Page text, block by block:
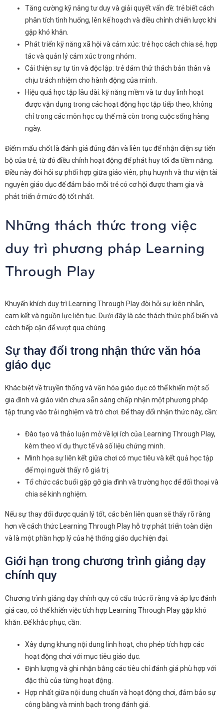
Tăng cường kỹ năng tư duy và giải quyết vấn đề: trẻ biết cách
phân tích tình huống, lên kế hoạch và điều chỉnh chiến lược khi
gặp khó khăn.
Phát triển kỹ năng xã hội và cảm xúc: trẻ học cách chia sẻ, hợp
tác và quản lý cảm xúc trong nhóm.
Cải thiện sự tự tin và độc lập: trẻ dám thử thách bản thân và
chịu trách nhiệm cho hành động của mình.
Hiệu quả học tập lâu dài: kỹ năng mềm và tư duy linh hoạt
được vận dụng trong các hoạt động học tập tiếp theo, không
chỉ trong các môn học cụ thể mà còn trong cuộc sống hàng
ngày.
Điểm mấu chốt là đánh giá đúng đắn và liên tục để nhận diện sự tiến
bộ của trẻ, từ đó điều chỉnh hoạt động để phát huy tối đa tiềm năng.
Điều này đòi hỏi sự phối hợp giữa giáo viên, phụ huynh và thư viện tài
nguyên giáo dục để đảm bảo mỗi trẻ có cơ hội được tham gia và
phát triển ở mức độ tốt nhất.
Những thách thức trong việc
duy trì phương pháp Learning
Through Play
Khuyến khích duy trì Learning Through Play đòi hỏi sự kiên nhẫn,
cam kết và nguồn lực liên tục. Dưới đây là các thách thức phổ biến và
cách tiếp cận để vượt qua chúng.
Sự thay đổi trong nhận thức văn hóa
giáo dục
Khác biệt về truyền thống và văn hóa giáo dục có thể khiến một số
gia đình và giáo viên chưa sẵn sàng chấp nhận một phương pháp
tập trung vào trải nghiệm và trò chơi. Để thay đổi nhận thức này, cần:
Đào tạo và thảo luận mở về lợi ích của Learning Through Play,
kèm theo ví dụ thực tế và số liệu chứng minh.
Minh họa sự liên kết giữa chơi có mục tiêu và kết quả học tập
để mọi người thấy rõ giá trị.
Tổ chức các buổi gặp gỡ gia đình và trường học để đối thoại và
chia sẻ kinh nghiệm.
Nếu sự thay đổi được quản lý tốt, các bên liên quan sẽ thấy rõ ràng
hơn về cách thức Learning Through Play hỗ trợ phát triển toàn diện
và là một phần hợp lý của hệ thống giáo dục hiện đại.
Giới hạn trong chương trình giảng dạy
chính quy
Chương trình giảng dạy chính quy có cấu trúc rõ ràng và áp lực đánh
giá cao, có thể khiến việc tích hợp Learning Through Play gặp khó
khăn. Để khắc phục, cần:
Xây dựng khung nội dung linh hoạt, cho phép tích hợp các
hoạt động chơi với mục tiêu giáo dục.
Định lượng và ghi nhận bằng các tiêu chí đánh giá phù hợp với
đặc thù của từng hoạt động.
Hợp nhất giữa nội dung chuẩn và hoạt động chơi, đảm bảo sự
công bằng và minh bạch trong đánh giá.